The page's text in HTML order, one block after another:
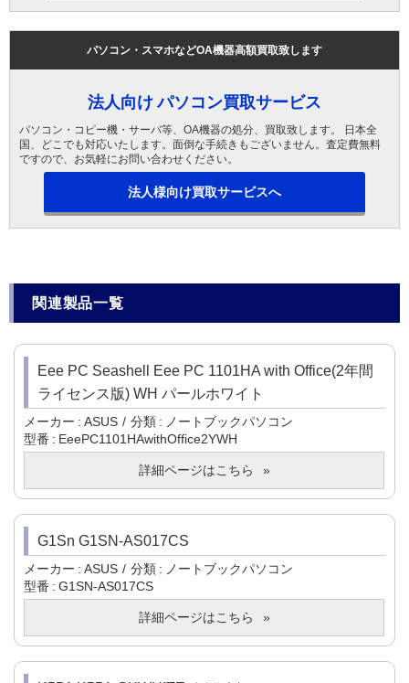
パソコン・スマホなどOA機器高額買取致します
法人向け パソコン買取サービス
パソコン・コピー機・サーバ等、OA機器の処分、買取致します。 日本全
国、どこでも対応いたします。面倒な手続きもございません。査定費無料
ですので、お気軽にお問い合わせください。
法人様向け買取サービスへ
関連製品一覧
Eee PC Seashell Eee PC 1101HA with Office(2年間
ライセンス版) WH パールホワイト
メーカー ASUS 分類
ノートブックパソコン
型番
EeePC1101HAwithOffice2YWH
詳細ページはこちら
G1Sn G1SN-AS017CS
メーカー ASUS 分類
ノートブックパソコン
型番
G1SN-AS017CS
詳細ページはこちら